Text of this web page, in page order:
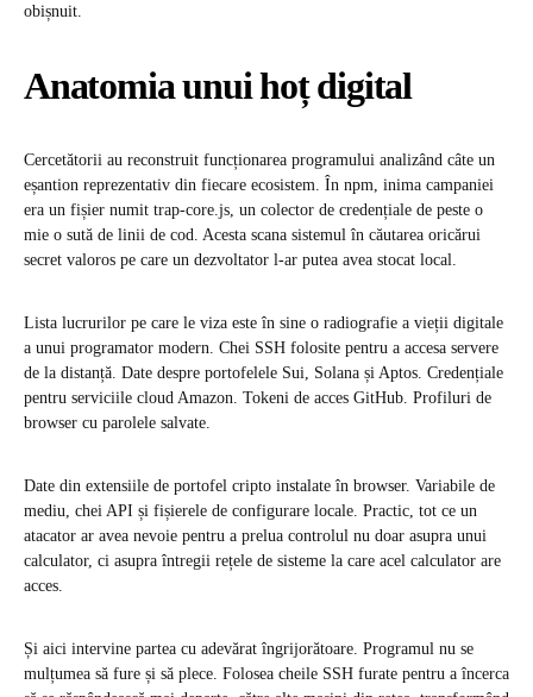
obișnuit.
Anatomia unui hoț digital
Cercetătorii au reconstruit funcționarea programului analizând câte un
eșantion reprezentativ din fiecare ecosistem. În npm, inima campaniei
era un fișier numit trap-core.js, un colector de credențiale de peste o
mie o sută de linii de cod. Acesta scana sistemul în căutarea oricărui
secret valoros pe care un dezvoltator l-ar putea avea stocat local.
Lista lucrurilor pe care le viza este în sine o radiografie a vieții digitale
a unui programator modern. Chei SSH folosite pentru a accesa servere
de la distanță. Date despre portofelele Sui, Solana și Aptos. Credențiale
pentru serviciile cloud Amazon. Tokeni de acces GitHub. Profiluri de
browser cu parolele salvate.
Date din extensiile de portofel cripto instalate în browser. Variabile de
mediu, chei API și fișierele de configurare locale. Practic, tot ce un
atacator ar avea nevoie pentru a prelua controlul nu doar asupra unui
calculator, ci asupra întregii rețele de sisteme la care acel calculator are
acces.
Și aici intervine partea cu adevărat îngrijorătoare. Programul nu se
mulțumea să fure și să plece. Folosea cheile SSH furate pentru a încerca